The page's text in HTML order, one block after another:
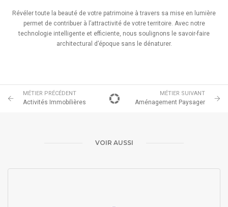
Révéler toute la beauté de votre patrimoine à travers sa mise en lumière
permet de contribuer à l’attractivité de votre territoire. Avec notre
technologie intelligente et efficiente, nous soulignons le savoir-faire
architectural d’époque sans le dénaturer.
MÉTIER PRÉCÉDENT
Activités Immobilières
MÉTIER SUIVANT
Aménagement Paysager
VOIR AUSSI